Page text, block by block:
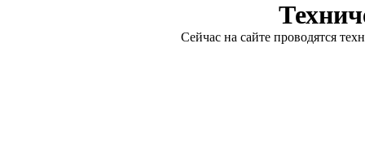
Сейчас на сайте проводятся